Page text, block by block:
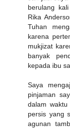
berulang
Rika
Tuhan
karena
mukjizat
banyak
kepada ibu
Saya
pinjaman
dalam
persis yang
agunan